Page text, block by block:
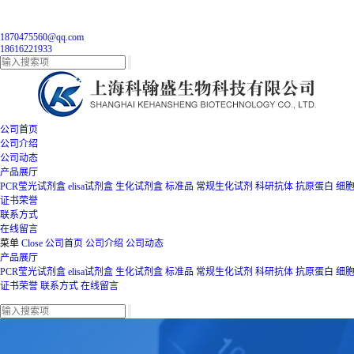
1870475560@qq.com
18616221933
公司首页
公司介绍
公司动态
产品展厅
PCR莹光试剂盒 elisa试剂盒 生化试剂盒 标准品 常规生化试剂 科研抗体 抗原蛋白 细胞
证书荣誉
联系方式
在线留言
菜单 Close 公司首页 公司介绍 公司动态
产品展厅
PCR莹光试剂盒 elisa试剂盒 生化试剂盒 标准品 常规生化试剂 科研抗体 抗原蛋白 细胞
证书荣誉 联系方式 在线留言